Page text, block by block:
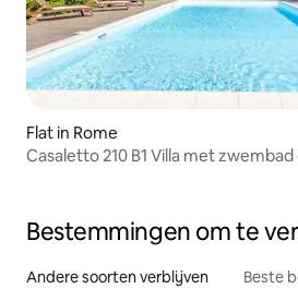
Flat in Rome
Casaletto 210 B1 Villa met
Bestemmingen om te
Andere soorten verblijven Beste